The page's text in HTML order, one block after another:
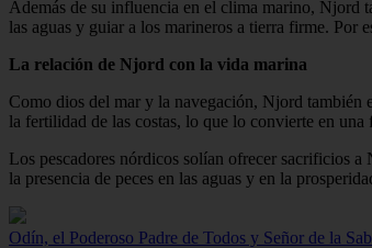
Además de su influencia en el clima marino, Njord
las aguas y guiar a los marineros a tierra firme. Por
La relación de Njord con la vida marina
Como dios del mar y la navegación, Njord también
la fertilidad de las costas, lo que lo convierte en
Los pescadores nórdicos solían ofrecer sacrificios
la presencia de peces en las aguas y en la
Odín, el Poderoso Padre de Todos y Señor de la